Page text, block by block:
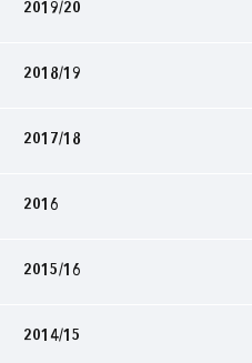
2019/20
2018/19
2017/18
2016
2015/16
2014/15